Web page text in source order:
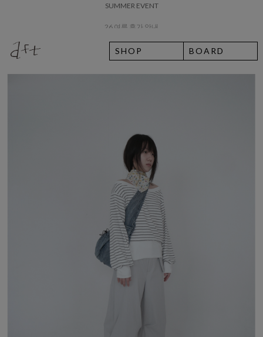
8월 7일 금요일 입고예정일 안내
26 여름 휴가 안내
SHOP BOARD